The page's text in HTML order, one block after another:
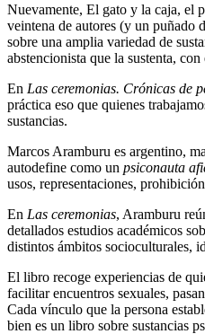
Nuevamente, El gato y la caja, el
veintena de autores (y un puñado
sobre una amplia variedad de
abstencionista que la sustenta,
En Las ceremonias. Crónicas de
práctica eso que quienes
sustancias.
Marcos Aramburu es argentino,
autodefine como un psiconauta
usos, representaciones,
En Las ceremonias, Aramburu
detallados estudios académicos
distintos ámbitos socioculturales,
El libro recoge experiencias de
facilitar encuentros sexuales,
Cada vínculo que la persona
bien es un libro sobre sustancias